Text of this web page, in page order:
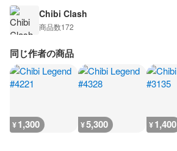
Chibi Clash
商品数172
同じ作者の商品
¥1,300 ¥5,300 ¥1,400